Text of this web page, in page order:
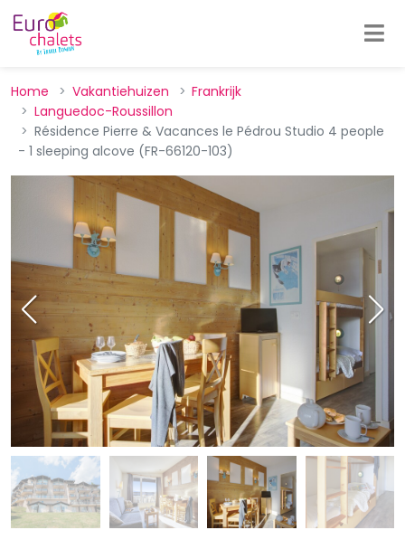
Home Vakantiehuizen
Frankrijk
Languedoc-Roussillon
Résidence Pierre & Vacances le Pédrou Studio 4 people
- 1 sleeping alcove (FR-66120-103)